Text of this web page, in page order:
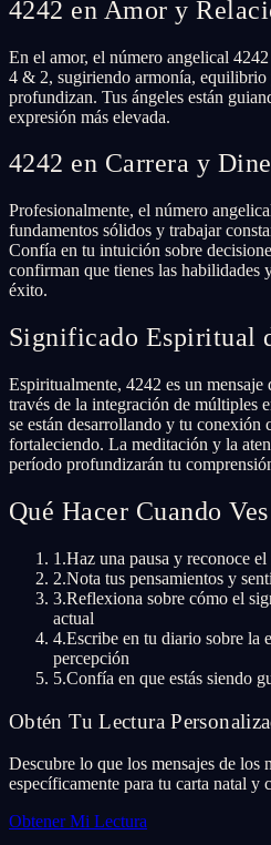
4242 en Amor y
En el amor, el número angelical
4 & 2, sugiriendo armonía, equilibrio
profundizan. Tus ángeles están
expresión más elevada.
4242 en Carrera y
Profesionalmente, el número
fundamentos sólidos y trabajar
Confía en tu intuición sobre
confirman que tienes las habilidades
éxito.
Significado Espiritual
Espiritualmente, 4242 es un mensaje
través de la integración de múltiples
se están desarrollando y tu conexión
fortaleciendo. La meditación y la
período profundizarán tu
Qué Hacer Cuando
1.Haz una pausa y reconoce el
2.Nota tus pensamientos y
3.Reflexiona sobre cómo el
actual
4.Escribe en tu diario sobre la
percepción
5.Confía en que estás siendo
Obtén Tu Lectura
Descubre lo que los mensajes de los
específicamente para tu carta natal y
Obtener Mi Lectura